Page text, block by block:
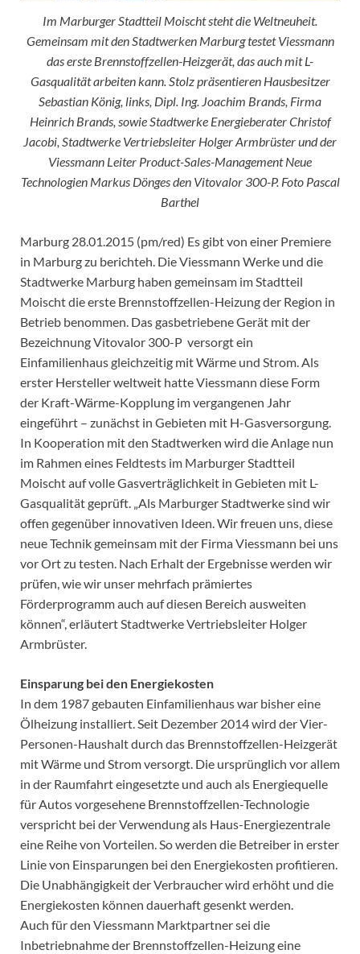
Im Marburger Stadtteil Moischt steht die Weltneuheit.
Gemeinsam mit den Stadtwerken Marburg testet Viessmann
das erste Brennstoffzellen-Heizgerät, das auch mit L-
Gasqualität arbeiten kann. Stolz präsentieren Hausbesitzer
Sebastian König, links, Dipl. Ing. Joachim Brands, Firma
Heinrich Brands, sowie Stadtwerke Energieberater Christof
Jacobi, Stadtwerke Vertriebsleiter Holger Armbrüster und der
Viessmann Leiter Product-Sales-Management Neue
Technologien Markus Dönges den Vitovalor 300-P. Foto Pascal
Barthel
Marburg 28.01.2015 (pm/red) Es gibt von einer Premiere
in Marburg zu berichteh. Die Viessmann Werke und die
Stadtwerke Marburg haben gemeinsam im Stadtteil
Moischt die erste Brennstoffzellen-Heizung der Region in
Betrieb benommen. Das gasbetriebene Gerät mit der
Bezeichnung Vitovalor 300-P versorgt ein
Einfamilienhaus gleichzeitig mit Wärme und Strom. Als
erster Hersteller weltweit hatte Viessmann diese Form
der Kraft-Wärme-Kopplung im vergangenen Jahr
eingeführt – zunächst in Gebieten mit H-Gasversorgung.
In Kooperation mit den Stadtwerken wird die Anlage nun
im Rahmen eines Feldtests im Marburger Stadtteil
Moischt auf volle Gasverträglichkeit in Gebieten mit L-
Gasqualität geprüft. „Als Marburger Stadtwerke sind wir
offen gegenüber innovativen Ideen. Wir freuen uns, diese
neue Technik gemeinsam mit der Firma Viessmann bei uns
vor Ort zu testen. Nach Erhalt der Ergebnisse werden wir
prüfen, wie wir unser mehrfach prämiertes
Förderprogramm auch auf diesen Bereich ausweiten
können“, erläutert Stadtwerke Vertriebsleiter Holger
Armbrüster.
Einsparung bei den Energiekosten
In dem 1987 gebauten Einfamilienhaus war bisher eine
Ölheizung installiert. Seit Dezember 2014 wird der Vier-
Personen-Haushalt durch das Brennstoffzellen-Heizgerät
mit Wärme und Strom versorgt. Die ursprünglich vor allem
in der Raumfahrt eingesetzte und auch als Energiequelle
für Autos vorgesehene Brennstoffzellen-Technologie
verspricht bei der Verwendung als Haus-Energiezentrale
eine Reihe von Vorteilen. So werden die Betreiber in erster
Linie von Einsparungen bei den Energiekosten profitieren.
Die Unabhängigkeit der Verbraucher wird erhöht und die
Energiekosten können dauerhaft gesenkt werden.
Auch für den Viessmann Marktpartner sei die
Inbetriebnahme der Brennstoffzellen-Heizung eine